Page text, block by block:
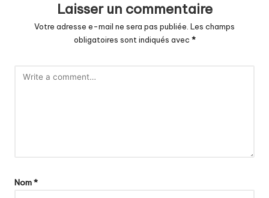
Laisser un commentaire
Votre adresse e-mail ne sera pas publiée. Les champs
obligatoires sont indiqués avec *
Nom*